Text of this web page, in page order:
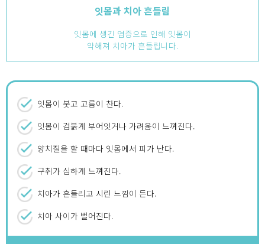
잇몸과 치아 흔들림
잇몸에 생긴 염증으로 인해 잇몸이
약해져 치아가 흔들립니다.
잇몸이 붓고 고름이 찬다.
잇몸이 검붉게 부어잇거나 가려움이 느껴진다.
양치질을 할 때마다 잇몸에서 피가 난다.
구취가 심하게 느껴진다.
치아가 흔들리고 시린 느낌이 든다.
치아 사이가 벌어진다.